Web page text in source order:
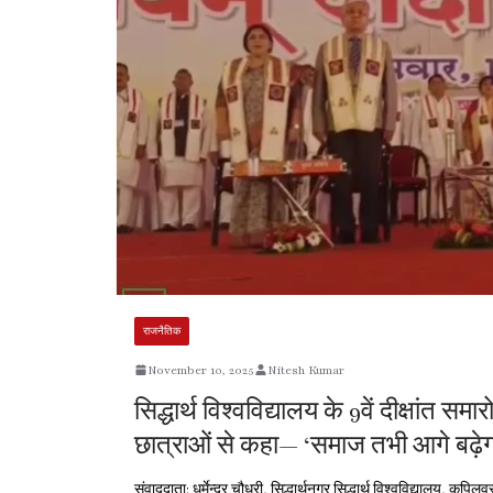
राजनैतिक
November 10, 2025 Nitesh Kumar
सिद्धार्थ विश्वविद्यालय के 9वें दीक्षांत
छात्राओं से कहा— ‘समाज तभी आगे
संवाददाता: धर्मेन्द्र चौधरी, सिद्धार्थनगर सिद्धार्थ विश्वविद्यालय,